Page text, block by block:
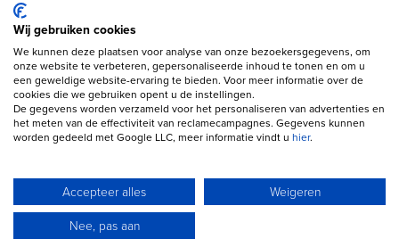
VW ID.4 leasen
Copyright navigation
Klanten beoordelingen
Autobedrijven
Wij gebruiken AI voor afbeeldingen en teksten
© 2026 Autofinancier
Powered by 1FS.nl
Wij gebruiken cookies
We kunnen deze plaatsen voor analyse van onze bezoekersgegevens, om
onze website te verbeteren, gepersonaliseerde inhoud te tonen en om u
een geweldige website-ervaring te bieden. Voor meer informatie over de
cookies die we gebruiken opent u de instellingen.
De gegevens worden verzameld voor het personaliseren van advertenties en
het meten van de effectiviteit van reclamecampagnes. Gegevens kunnen
worden gedeeld met Google LLC, meer informatie vindt u hier.
Accepteer alles
Weigeren
Nee, pas aan